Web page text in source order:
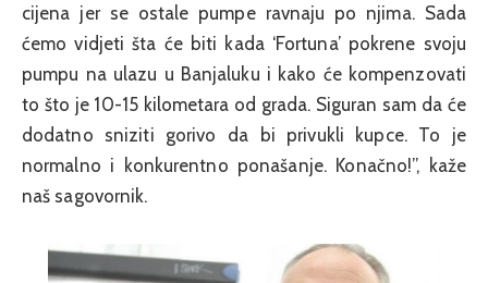
cijena jer se ostale pumpe ravnaju po njima. Sada
ćemo vidjeti šta će biti kada ‘Fortuna’ pokrene svoju
pumpu na ulazu u Banjaluku i kako će kompenzovati
to što je 10-15 kilometara od grada. Siguran sam da će
dodatno sniziti gorivo da bi privukli kupce. To je
normalno i konkurentno ponašanje. Konačno!”, kaže
naš sagovornik.